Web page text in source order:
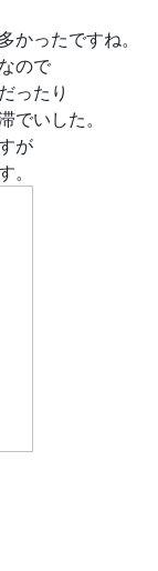
かったですね。
ので
ったり
でいした。
が
。